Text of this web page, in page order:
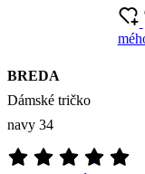
BREDA
Dámské tričko
navy 34